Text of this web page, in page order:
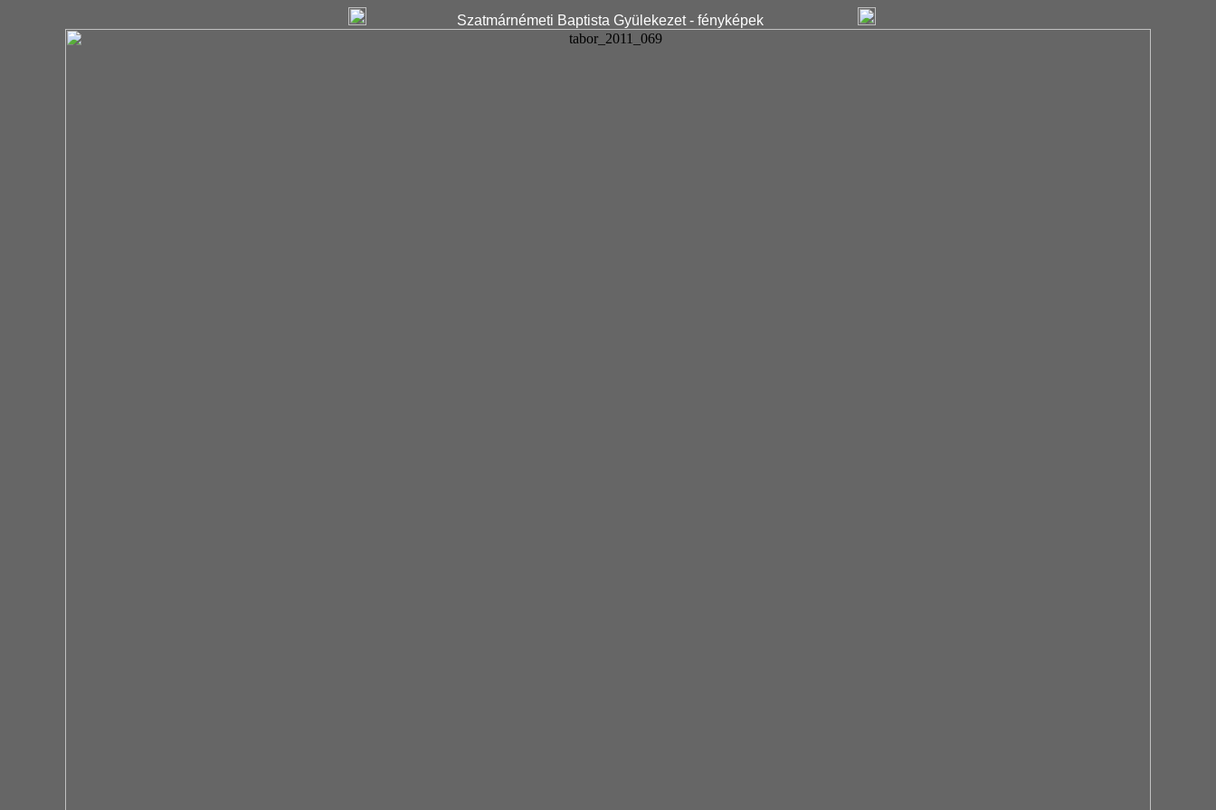
Szatmárnémeti Baptista Gyülekezet - fényképek